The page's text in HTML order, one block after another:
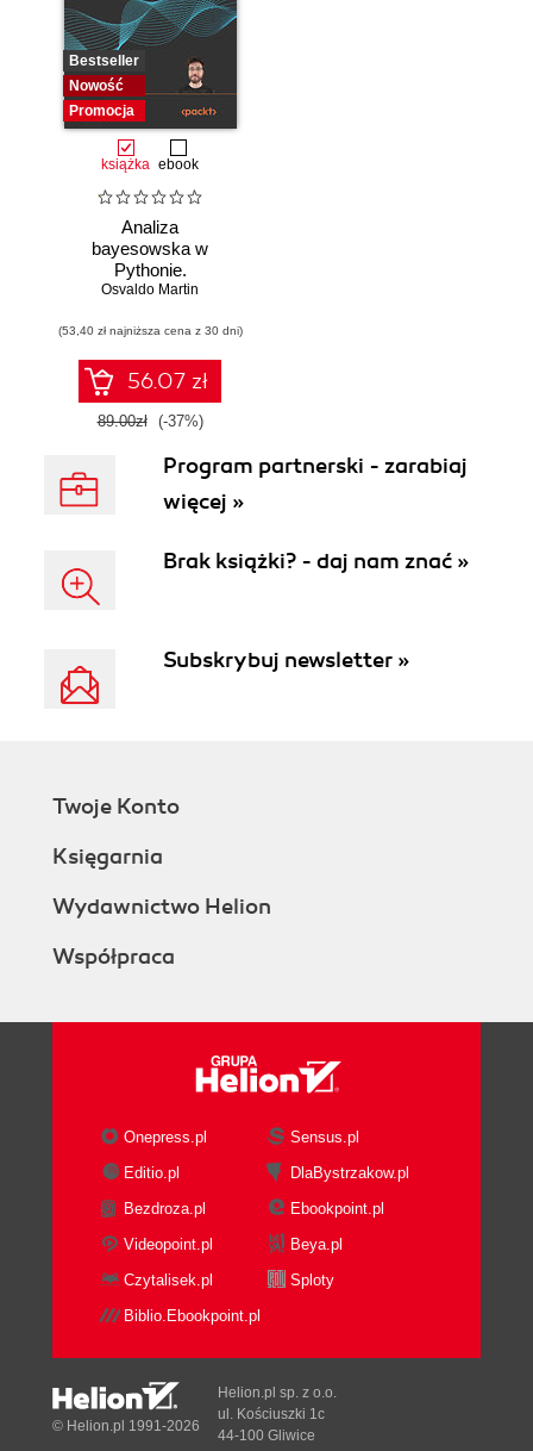
Bestseller
Nowość
Promocja
książka ebook
Analiza
bayesowska w
Pythonie.
Praktyczny
modelowaniu
probabilistycznym.
Wydanie III
Osvaldo Martin
(53,40 zł najniższa cena z 30 dni)
56.07 zł
89.00zł (-37%)
Program partnerski - zarabiaj
więcej »
Brak książki? - daj nam znać »
Subskrybuj newsletter »
Twoje Konto
Księgarnia
Wydawnictwo Helion
Współpraca
Onepress.pl
Sensus.pl
Editio.pl
DlaBystrzakow.pl
Bezdroza.pl
Ebookpoint.pl
Videopoint.pl
Beya.pl
Czytalisek.pl
Sploty
Biblio.Ebookpoint.pl
© Helion.pl 1991-2026
Helion.pl sp. z o.o.
ul. Kościuszki 1c
44-100 Gliwice